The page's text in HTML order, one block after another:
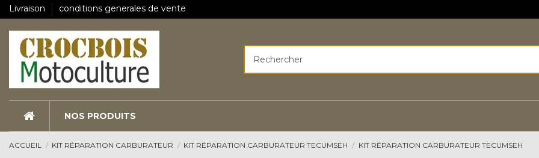
Livraison conditions generales de vente
NOS PRODUITS
ACCUEIL KIT RÉPARATION CARBURATEUR KIT RÉPARATION CARBURATEUR TECUMSEH KIT RÉPARATION CARBURATEUR TECUMSEH